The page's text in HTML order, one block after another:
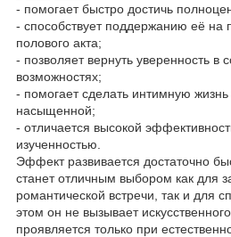
- помогает быстро достичь
- способствует поддержанию её на
полового акта;
- позволяет вернуть уверенность в
возможностях;
- помогает сделать интимную
насыщенной;
- отличается высокой
изученностью.
Эффект развивается достаточно
станет отличным выбором как для
романтической встречи, так и для
этом он не вызывает
проявляется только при